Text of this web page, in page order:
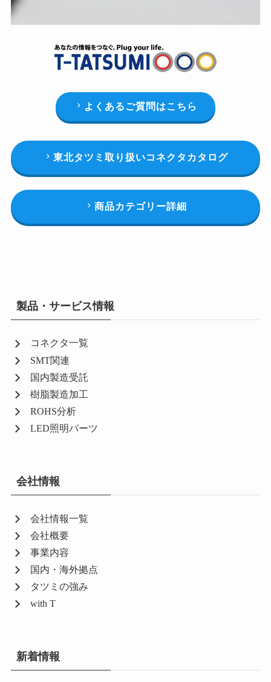
よくあるご質問はこちら
東北タツミ取り扱いコネクタカタログ
商品カテゴリー詳細
製品・サービス情報
コネクタ一覧
SMT関連
国内製造受託
樹脂製造加工
ROHS分析
LED照明パーツ
会社情報
会社情報一覧
会社概要
事業内容
国内・海外拠点
タツミの強み
with T
新着情報